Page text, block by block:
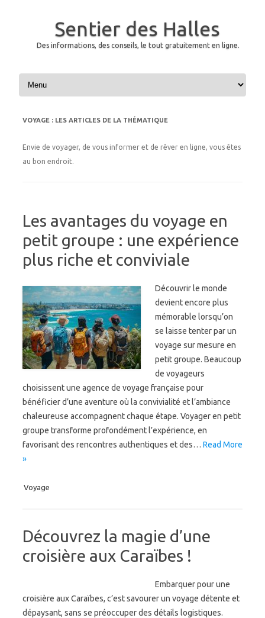
Sentier des Halles
Des informations, des conseils, le tout gratuitement en ligne.
Skip to content
VOYAGE : LES ARTICLES DE LA THÉMATIQUE
Envie de voyager, de vous informer et de rêver en ligne, vous êtes
au bon endroit.
Les avantages du voyage en
petit groupe : une expérience
plus riche et conviviale
Découvrir le monde
devient encore plus
mémorable lorsqu’on
se laisse tenter par un
voyage sur mesure en
petit groupe. Beaucoup
de voyageurs
choisissent une agence de voyage française pour
bénéficier d’une aventure où la convivialité et l’ambiance
chaleureuse accompagnent chaque étape. Voyager en petit
groupe transforme profondément l’expérience, en
favorisant des rencontres authentiques et des… Read More
»
Voyage
Découvrez la magie d’une
croisière aux Caraïbes !
Embarquer pour une
croisière aux Caraïbes, c’est savourer un voyage détente et
dépaysant, sans se préoccuper des détails logistiques.